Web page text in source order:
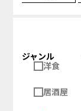
ジャンル
洋食
居酒屋